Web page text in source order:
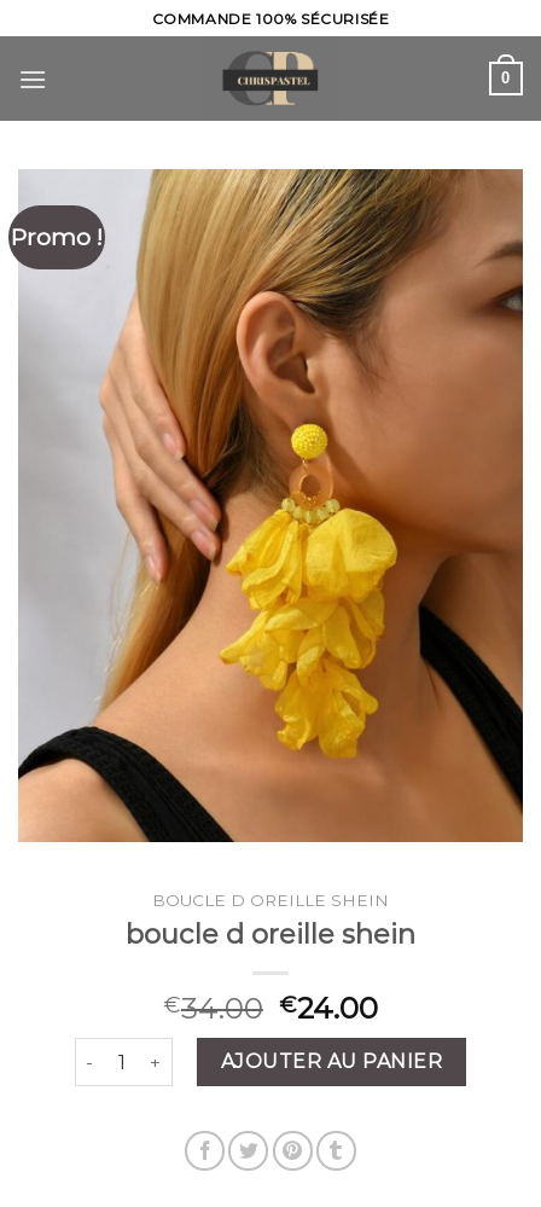
to
content
COMMANDE 100% SÉCURISÉE
0
Promo !
BOUCLE D OREILLE SHEIN
boucle d oreille shein
€34.00 €24.00
quantité de boucle d oreille shein
AJOUTER AU PANIER